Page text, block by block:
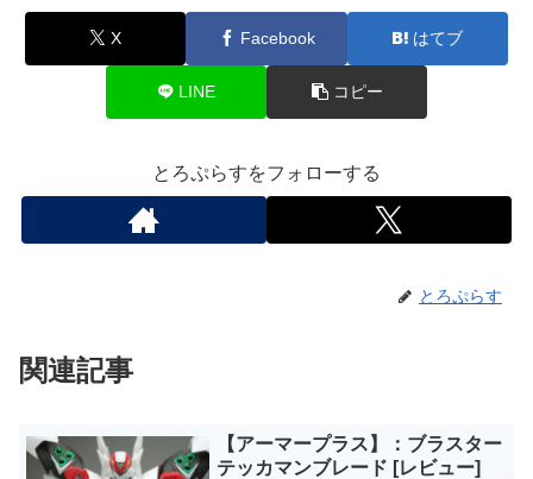
X Facebook はてブ
LINE コピー
とろぷらすをフォローする
とろぷらす
関連記事
【アーマープラス】：ブラスター
テッカマンブレード [レビュー]